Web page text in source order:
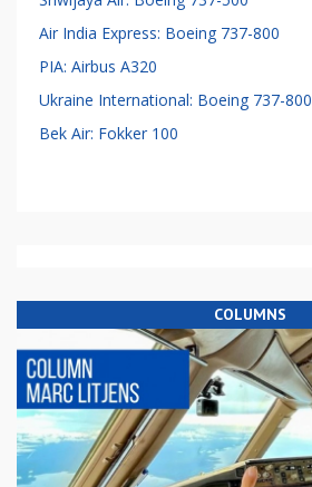
Air India Express: Boeing 737-800
PIA: Airbus A320
Ukraine International: Boeing 737-800
Bek Air: Fokker 100
COLUMNS